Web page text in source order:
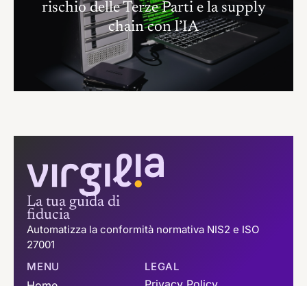
rischio delle Terze Parti e la supply
chain con l’IA
La tua guida di
fiducia
Automatizza la conformità normativa NIS2 e ISO
27001
MENU
LEGAL